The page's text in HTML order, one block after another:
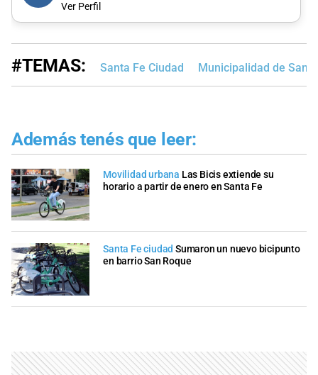
Ver Perfil
#TEMAS: Santa Fe Ciudad Municipalidad de
Además tenés que leer:
Movilidad urbana Las Bicis extiende su
horario a partir de enero en Santa Fe
Santa Fe ciudad Sumaron un nuevo bicipunto
en barrio San Roque